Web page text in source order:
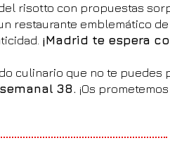
risotto con propuestas
restaurante emblemático
¡Madrid te espera
culinario que no te puedes
38. ¡Os